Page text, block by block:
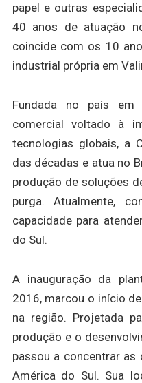
papel e outras
40 anos de atuação
coincide com os 10
industrial própria em
Fundada no país
comercial voltado à
tecnologias globais, a
das décadas e atua no
produção de soluções
purga. Atualmente,
capacidade para
do Sul.
A inauguração da
2016, marcou o início
na região. Projetada
produção e o
passou a concentrar as
América do Sul. Sua